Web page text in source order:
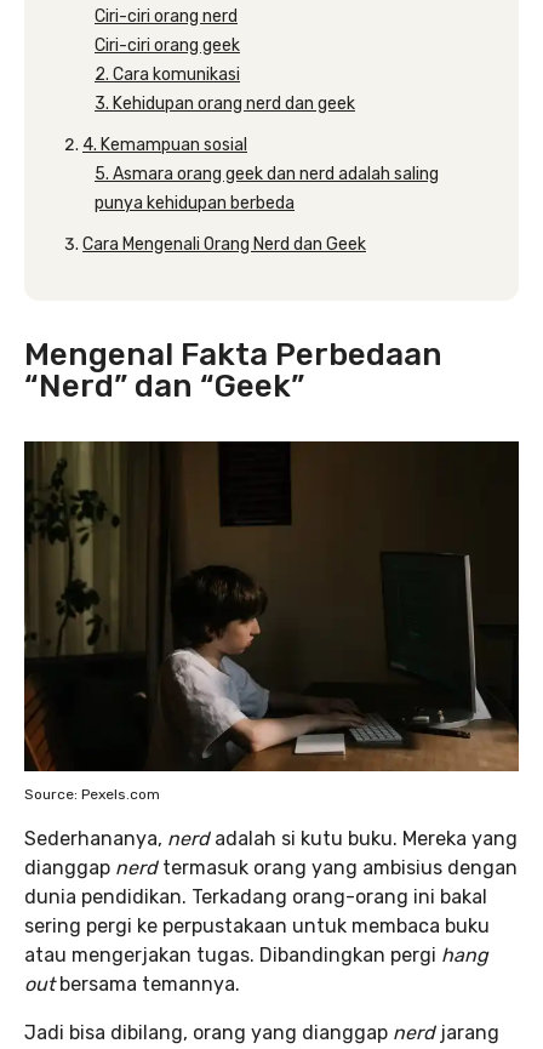
Ciri-ciri orang nerd
Ciri-ciri orang geek
2. Cara komunikasi
3. Kehidupan orang nerd dan geek
4. Kemampuan sosial
5. Asmara orang geek dan nerd adalah saling
punya kehidupan berbeda
Cara Mengenali Orang Nerd dan Geek
Mengenal Fakta Perbedaan
“Nerd” dan “Geek”
Source: Pexels.com
Sederhananya, nerdadalah si kutu buku. Mereka yang
dianggap nerdtermasuk orang yang ambisius dengan
dunia pendidikan. Terkadang orang-orang ini bakal
sering pergi ke perpustakaan untuk membaca buku
atau mengerjakan tugas. Dibandingkan pergi hang
outbersama temannya.
Jadi bisa dibilang, orang yang dianggap nerdjarang